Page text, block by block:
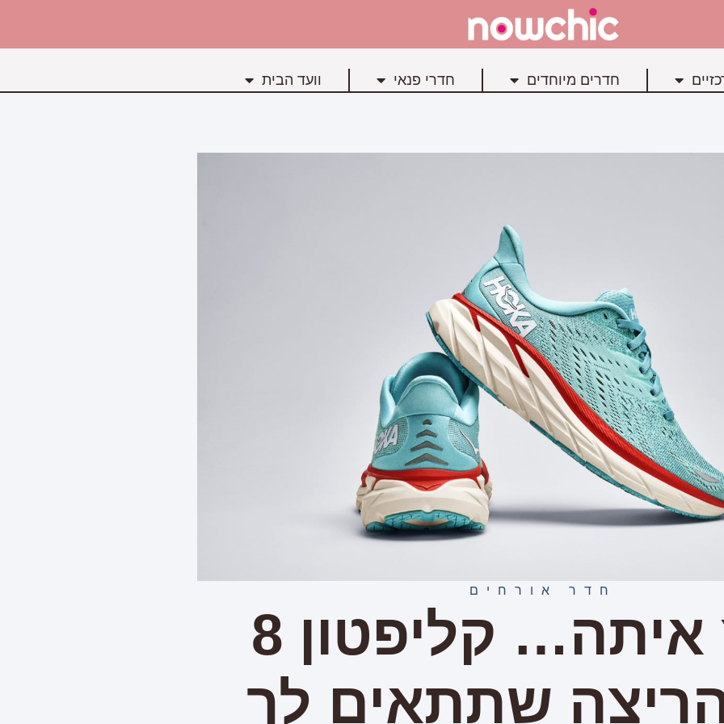
חדרים מיוחדים חדרי פנאי וועד הבית
חדר אורחים
לרוץ איתה… קליפטון 8
שתתאים לך